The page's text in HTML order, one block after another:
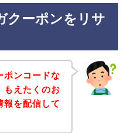
クーポンをリサ
ポンコードな
もえたくのお
報を配信して